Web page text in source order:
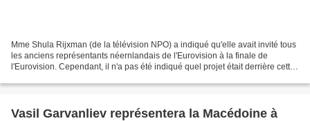
Mme Shula Rijxman (de la télévision NPO) a indiqué qu'elle avait invité tous
les anciens représentants néernlandais de l'Eurovision à la finale de
l'Eurovision. Cependant, il n'a pas été indiqué quel projet était derrière cette
Vasil Garvanliev représentera la Macédoine à